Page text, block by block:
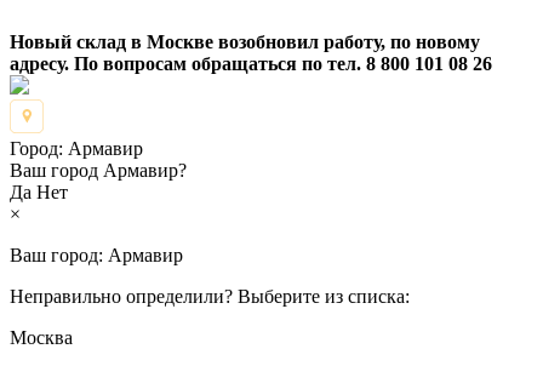
Новый склад в Москве возобновил работу, по новому
адресу. По вопросам обращаться по тел. 8 800 101 08 26
Город: Армавир
Ваш город Армавир?
Да Нет
×
Ваш город: Армавир
Неправильно определили? Выберите из списка:
Москва